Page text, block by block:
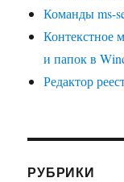
Команды ms-
Контекстное
и папок в
Редактор
РУБРИКИ